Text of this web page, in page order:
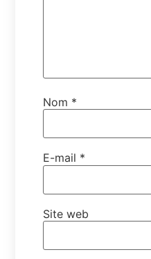
Nom *
E-mail *
Site web